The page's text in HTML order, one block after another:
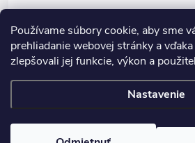
Používame súbory cookie, aby sme
prehliadanie webovej stránky a
zlepšovali jej funkcie, výkon a
Nastavenie
i
e
Informácie pre vás
. Všetky